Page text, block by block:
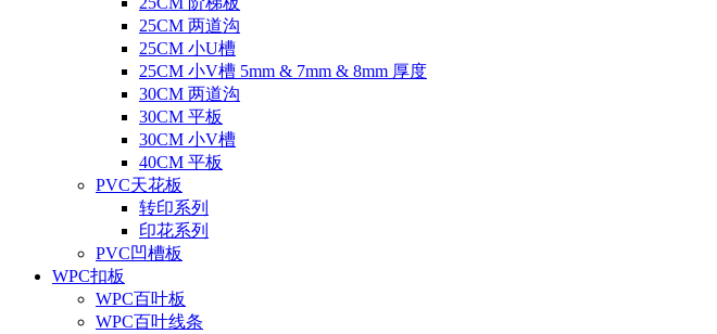
25CM 两道沟
25CM 小U槽
25CM 小V槽 5mm & 7mm & 8mm 厚度
30CM 两道沟
30CM 平板
30CM 小V槽
40CM 平板
PVC天花板
转印系列
印花系列
PVC凹槽板
WPC扣板
WPC百叶板
WPC百叶线条